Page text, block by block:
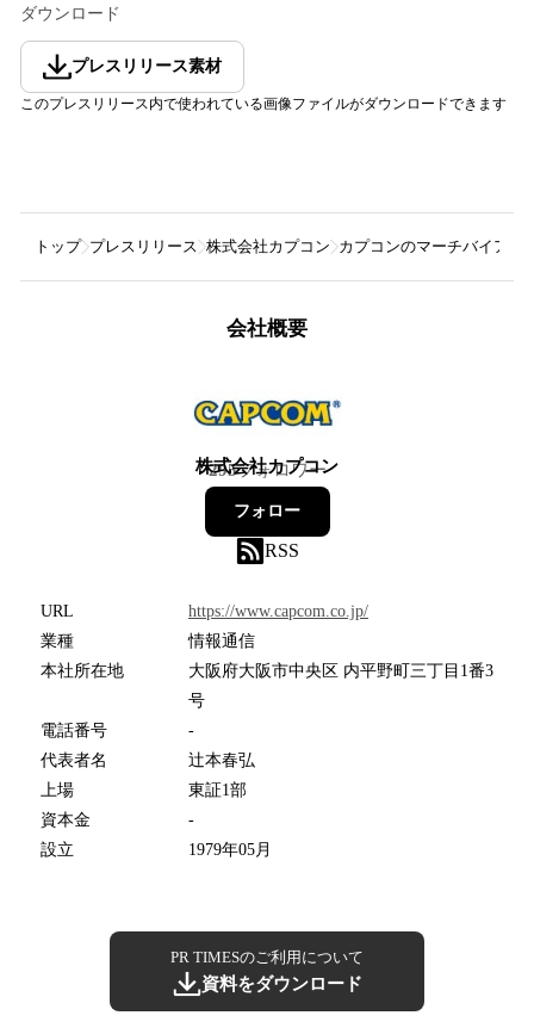
ダウンロード
プレスリリース素材
このプレスリリース内で使われている画像ファイルがダウンロードできます
トップ プレスリリース 株式会社カプコン カプコンのマーチバイアマ
会社概要
株式会社カプコン
295フォロワー
フォロー
RSS
URL
https://www.capcom.co.jp/
業種
情報通信
本社所在地
大阪府大阪市中央区 内平野町三丁目1番3
号
電話番号
-
代表者名
辻本春弘
上場
東証1部
資本金
-
設立
1979年05月
PR TIMESのご利用について
資料をダウンロード